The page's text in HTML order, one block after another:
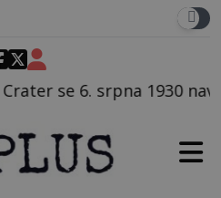
navečeří ve své